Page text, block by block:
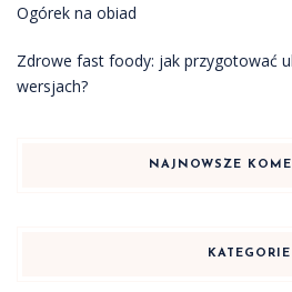
Ogórek na obiad
Zdrowe fast foody: jak przygotować
wersjach?
NAJNOWSZE
KATEGORIE